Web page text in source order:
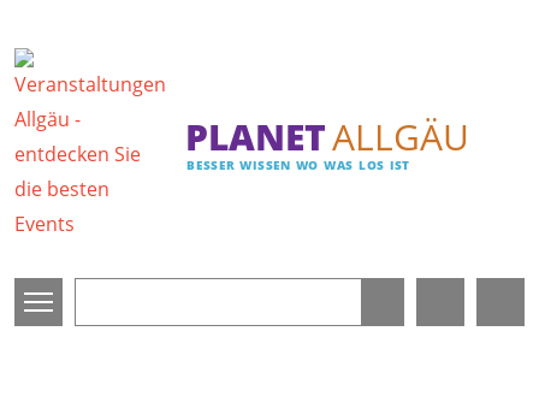
PLANETALLGÄU
BESSER WISSEN WO WAS LOS IST